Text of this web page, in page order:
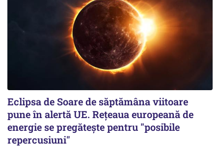
Eclipsa de Soare de săptămâna viitoare
pune în alertă UE. Rețeaua europeană de
energie se pregătește pentru "posibile
repercusiuni"